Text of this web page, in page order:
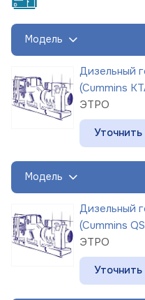
Модель
Дизельный
(Cummins
ЭТРО
Уточнить
Модель
Дизельный
(Cummins
ЭТРО
Уточнить